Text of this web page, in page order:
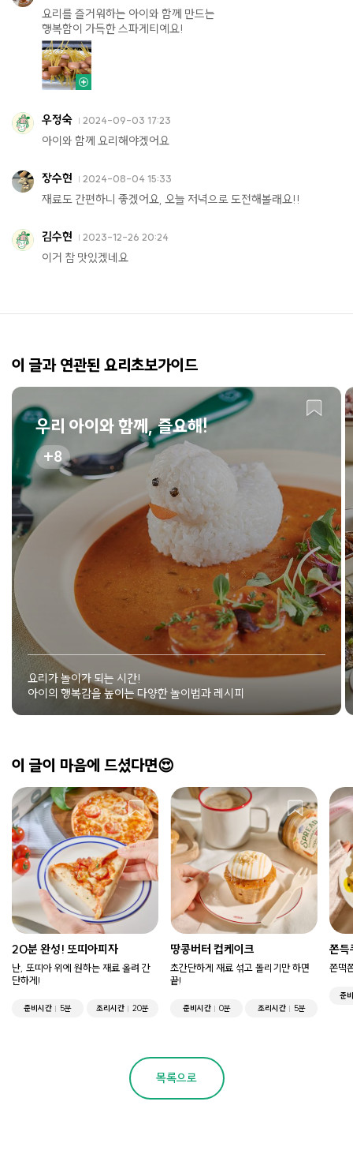
요리를 즐거워하는 아이와 함께 만드는
행복함이 가득한 스파게티예요!
우정숙 2024-09-03 17:23
아이와 함께 요리해야겠어요
장수현 2024-08-04 15:33
재료도 간편하니 좋겠어요, 오늘 저녁으로 도전해볼래요!!
김수현 2023-12-26 20:24
이거 참 맛있겠네요
이 글과 연관된 요리초보가이드
우리 아이와 함께, 즐요해!
8
요리가 놀이가 되는 시간!
아이의 행복감을 높이는 다양한 놀이법과 레시피
이 글이 마음에 드셨다면😍
20분 완성! 또띠아피자
난, 또띠아 위에 원하는 재료 올려 간
단하게!
준비시간 5분 조리시간 20분
땅콩버터 컵케이크
초간단하게 재료 섞고 돌리기만 하면
끝!
준비시간 0분 조리시간 5분
쫀득
쫀떡
준
목록으로